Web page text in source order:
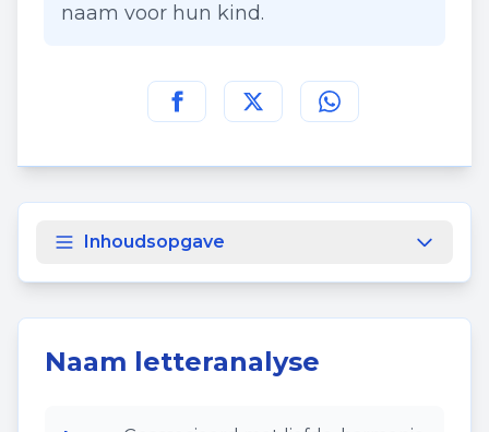
naam voor hun kind.
Deel deze pagina op
Deel deze pagina op
Deel deze pagina
Inhoudsopgave
Naam letteranalyse